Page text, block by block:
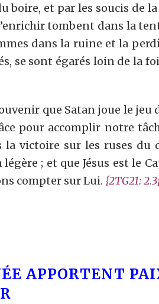
et par les soucis de la
tombent dans la
dans la ruine et la
se sont égarés loin de la
que Satan joue le jeu
pour accomplir notre
victoire sur les ruses du
; et que Jésus est le
compter sur Lui. {2TG21:2.3
APPORTENT